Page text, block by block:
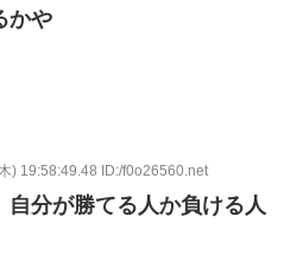
かや
) 19:58:49.48 ID:/f0o26560.net
分が勝てる人か負ける人